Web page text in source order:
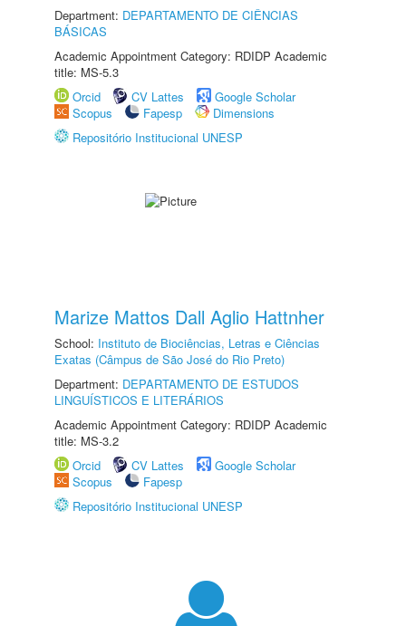
Department: DEPARTAMENTO DE CIÊNCIAS
BÁSICAS
Academic Appointment Category: RDIDP Academic
title: MS-5.3
Orcid
CV Lattes
Google Scholar
Scopus
Fapesp
Dimensions
Repositório Institucional UNESP
Marize Mattos Dall Aglio Hattnher
School: Instituto de Biociências, Letras e Ciências
Exatas (Câmpus de São José do Rio Preto)
Department: DEPARTAMENTO DE ESTUDOS
LINGUÍSTICOS E LITERÁRIOS
Academic Appointment Category: RDIDP Academic
title: MS-3.2
Orcid
CV Lattes
Google Scholar
Scopus
Fapesp
Repositório Institucional UNESP